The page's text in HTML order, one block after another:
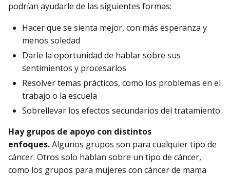
podrían ayudarle de las siguientes formas:
Hacer que se sienta mejor, con más esperanza y
menos soledad
Darle la oportunidad de hablar sobre sus
sentimientos y procesarlos
Resolver temas prácticos, como los problemas en el
trabajo o la escuela
Sobrellevar los efectos secundarios del tratamiento
Hay grupos de apoyo con distintos
enfoques.Algunos grupos son para cualquier tipo de
cáncer. Otros solo hablan sobre un tipo de cáncer,
como los grupos para mujeres con cáncer de mama